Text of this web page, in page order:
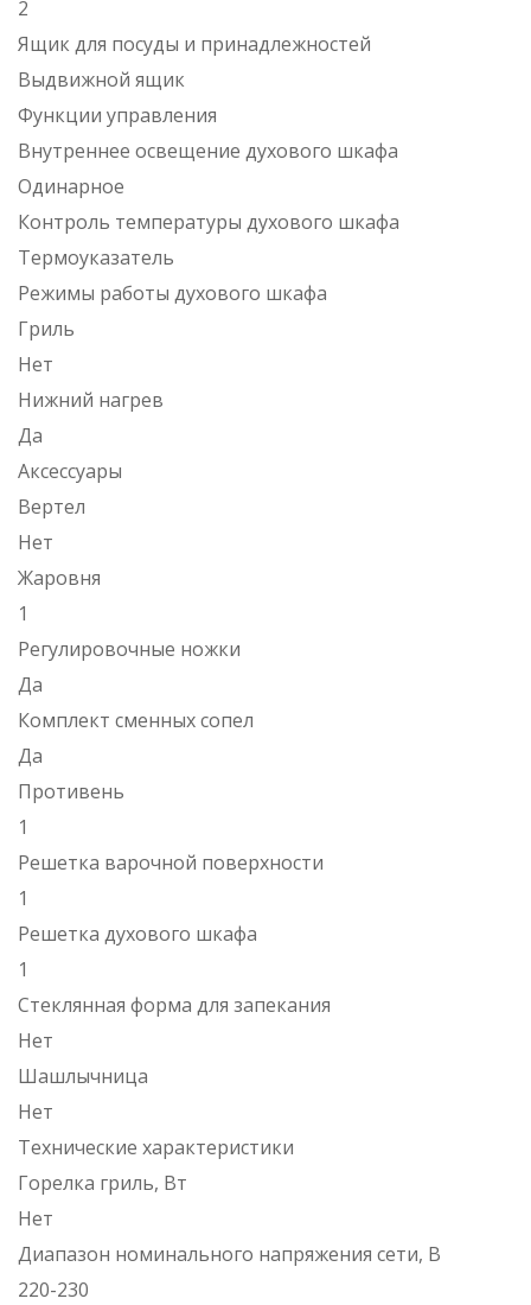
2
Ящик для посуды и принадлежностей
Выдвижной ящик
Функции управления
Внутреннее освещение духового шкафа
Одинарное
Контроль температуры духового шкафа
Термоуказатель
Режимы работы духового шкафа
Гриль
Нет
Нижний нагрев
Да
Аксессуары
Вертел
Нет
Жаровня
1
Регулировочные ножки
Да
Комплект сменных сопел
Да
Противень
1
Решетка варочной поверхности
1
Решетка духового шкафа
1
Стеклянная форма для запекания
Нет
Шашлычница
Нет
Технические характеристики
Горелка гриль, Вт
Нет
Диапазон номинального напряжения сети, В
220-230